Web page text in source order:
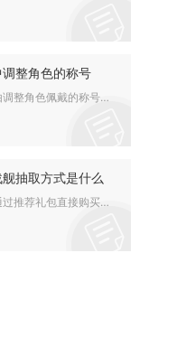
整角色的称号
在卧虎藏龙传奇当中完全可以自由调整角色佩戴的称号，只要拥有对...
抽取方式是什么
无尽的拉格朗日苔原级战舰主要通过推荐礼包直接购买专属档案、常...